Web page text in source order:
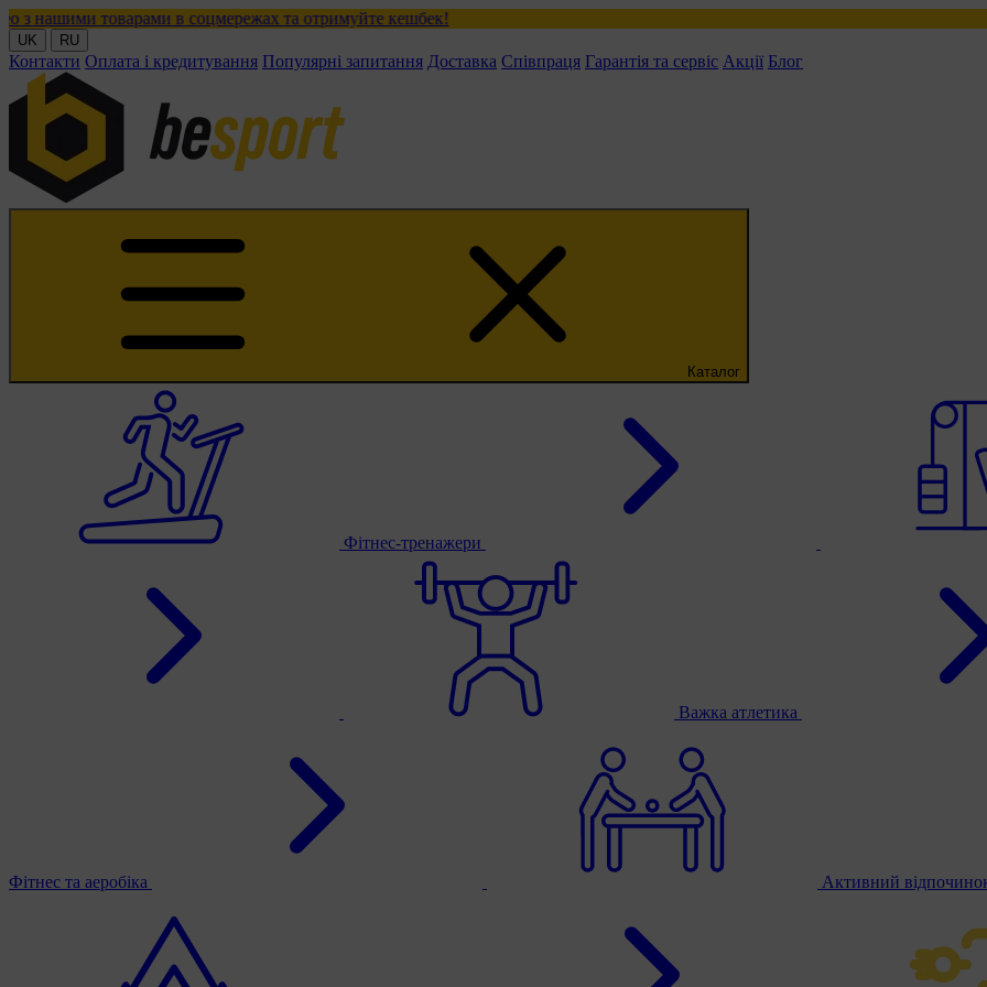
в соцмережах та отримуйте кешбек!
UK RU
Контакти Оплата і кредитування Популярні запитання Доставка Співпраця Гарантія та сервіс Акції Блог
Каталог
Фітнес-тренажери
Важка атлетика
Фітнес та аеробіка Активний